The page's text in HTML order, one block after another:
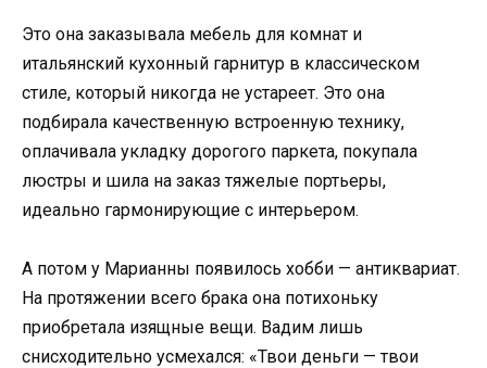
Это она заказывала мебель для комнат и
итальянский кухонный гарнитур в классическом
стиле, который никогда не устареет. Это она
подбирала качественную встроенную технику,
оплачивала укладку дорогого паркета, покупала
люстры и шила на заказ тяжелые портьеры,
идеально гармонирующие с интерьером.
А потом у Марианны появилось хобби — антиквариат.
На протяжении всего брака она потихоньку
приобретала изящные вещи. Вадим лишь
снисходительно усмехался: «Твои деньги — твои